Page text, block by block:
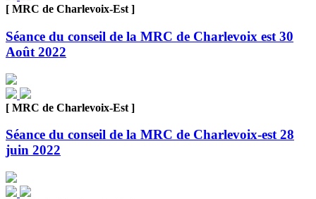
[ MRC de Charlevoix-Est ]
Séance du conseil de la MRC de Charlevoix est 30
Août 2022
[ MRC de Charlevoix-Est ]
Séance du conseil de la MRC de Charlevoix-est 28
juin 2022